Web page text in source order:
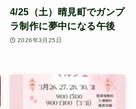
4/25（土）晴見町でガンプ
ラ制作に夢中になる午後
2026年3月25日